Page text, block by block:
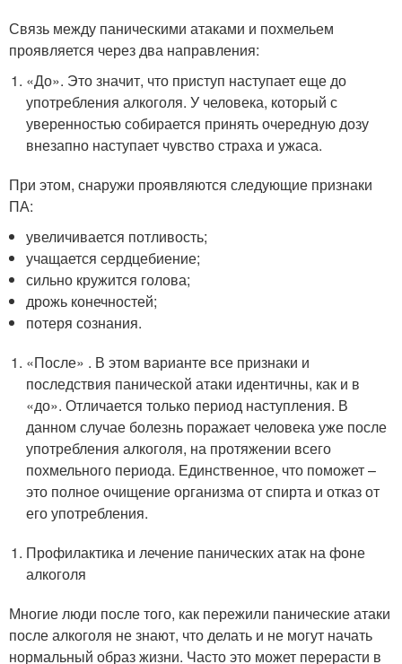
Связь между паническими атаками и похмельем
проявляется через два направления:
«До». Это значит, что приступ наступает еще до
употребления алкоголя. У человека, который с
уверенностью собирается принять очередную дозу
внезапно наступает чувство страха и ужаса.
При этом, снаружи проявляются следующие признаки
ПА:
увеличивается потливость;
учащается сердцебиение;
сильно кружится голова;
дрожь конечностей;
потеря сознания.
«После» . В этом варианте все признаки и
последствия панической атаки идентичны, как и в
«до». Отличается только период наступления. В
данном случае болезнь поражает человека уже после
употребления алкоголя, на протяжении всего
похмельного периода. Единственное, что поможет –
это полное очищение организма от спирта и отказ от
его употребления.
Профилактика и лечение панических атак на фоне
алкоголя
Многие люди после того, как пережили панические атаки
после алкоголя не знают, что делать и не могут начать
нормальный образ жизни. Часто это может перерасти в